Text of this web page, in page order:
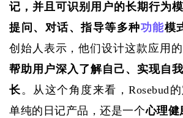
记，并且可识别用户的长期行为
提问、对话、指导等多种功能模
创始人表示，他们设计这款应用
帮助用户深入了解自己、实现自
长。从这个角度来看，Rosebud
单纯的日记产品，还是一个心理健